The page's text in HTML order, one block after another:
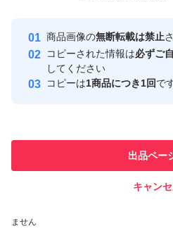
安心取引出品者
心
取引実績
で
ません
商品画像の無断転載は禁止
コピーされた情報は必ずご
してください
コピーは1商品につき1回で
出品ペー
キャン